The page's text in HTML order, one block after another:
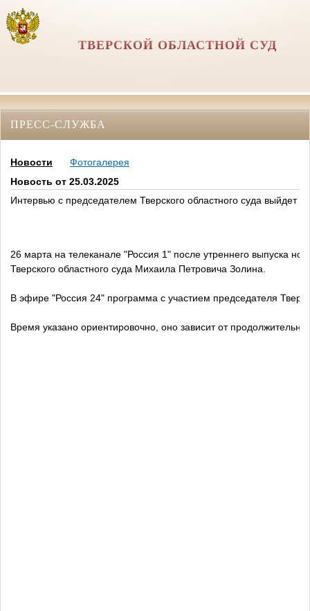
ТВЕРСКОЙ ОБЛАСТНОЙ СУД
ПРЕСС-СЛУЖБА
Новости
Фотогалерея
Новость от 25.03.2025
Интервью с председателем Тверского областного суда выйдет
26 марта на телеканале "Россия 1" после утреннего выпуска
Тверского областного суда Михаила Петровича Золина.
В эфире "Россия 24" программа с участием председателя
Время указано ориентировочно, оно зависит от